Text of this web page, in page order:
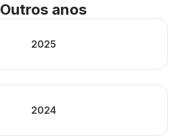
Outros anos
2025
2024